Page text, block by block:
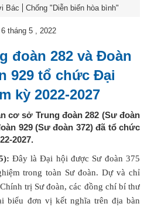
Bác Chống "Diễn biến hòa bình"
tháng 5 , 2022
đoàn 282 và Đoàn
929 tổ chức Đại
kỳ 2022-2027
cơ sở Trung đoàn 282 (Sư đoàn
929 (Sư đoàn 372) đã tổ chức
2027.
Đây là Đại hội được Sư đoàn 375
trong toàn Sư đoàn. Dự và chỉ
trị Sư đoàn, các đồng chí bí thư
biểu đơn vị kết nghĩa trên địa bàn